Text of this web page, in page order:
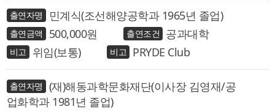
민계식(조선해양공학과 1965년 졸업)
500,000
공과대학
위임(보통)
PRYDE Club
(재)해동과학문화재단(이사장 김영재/공
업화학과 1981년 졸업)